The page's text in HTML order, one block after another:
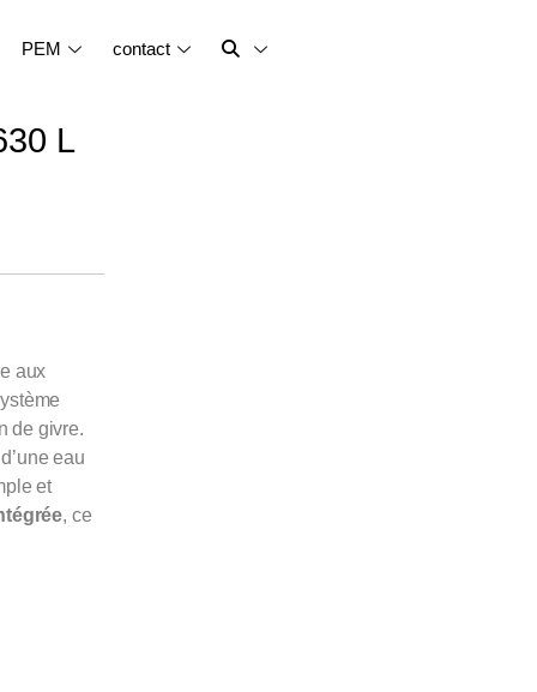
PEM contact
L
aux
de givre.
eau
et
, ce